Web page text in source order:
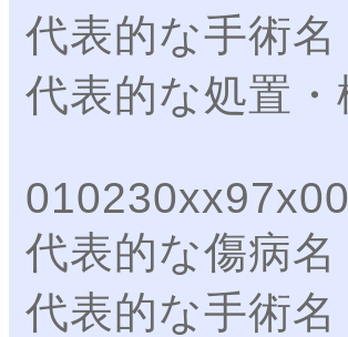
代表的な手術
代表的な処置
代表的な傷病
代表的な手術